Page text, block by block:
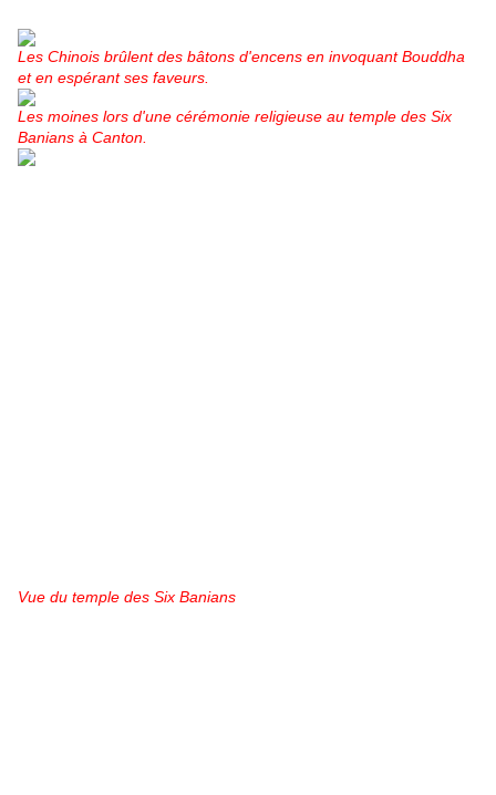
Les Chinois brûlent des bâtons d'encens en invoquant Bouddha
et en espérant ses faveurs.
Les moines lors d'une cérémonie religieuse au temple des Six
Banians à Canton.
Vue du temple des Six Banians